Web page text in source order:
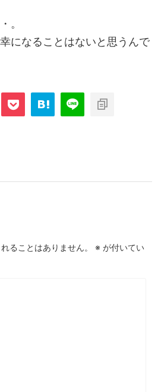
。
になることはないと思うんで
ることはありません。 ※ が付いてい